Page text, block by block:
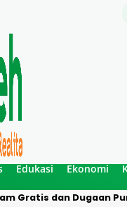
Edukasi Ekonomi
Gratis dan Dugaan